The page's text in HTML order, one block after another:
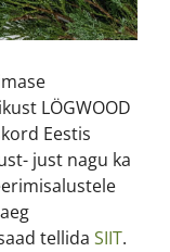
LÖGWOOD
Eestis
just nagu ka
tellida SIIT.